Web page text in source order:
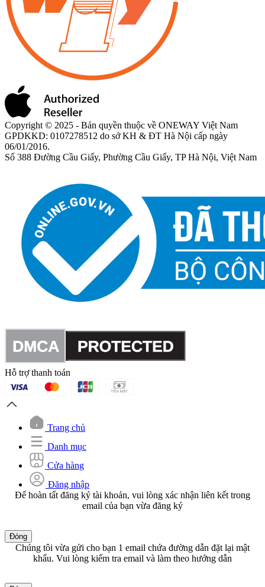
Copyright © 2025 - Bản quyền thuộc về ONEWAY Việt Nam
GPDKKD: 0107278512 do sở KH & ĐT Hà Nội cấp ngày
06/01/2016.
Số 388 Đường Cầu Giấy, Phường Cầu Giấy, TP Hà Nội, Việt Nam
Hỗ trợ thanh toán
Trang chủ
Danh mục
Cửa hàng
Đăng nhập
Để hoàn tất đăng ký tài khoản, vui lòng xác nhận liên kết trong
email của bạn vừa đăng ký
Đóng
Chúng tôi vừa gửi cho bạn 1 email chứa đường dẫn đặt lại mật
khẩu. Vui lòng kiểm tra email và làm theo hướng dẫn